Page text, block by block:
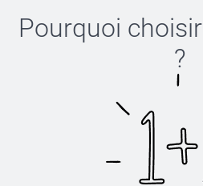
Pourquoi choisir
?